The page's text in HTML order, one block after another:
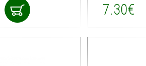
7.30€